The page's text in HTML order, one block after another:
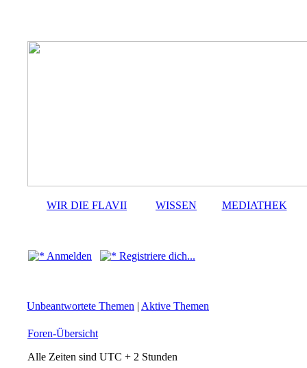
WIR DIE FLAVII WISSEN MEDIATHEK
Anmelden Registriere dich...
Unbeantwortete Themen | Aktive Themen
Foren-Übersicht
Alle Zeiten sind UTC + 2 Stunden